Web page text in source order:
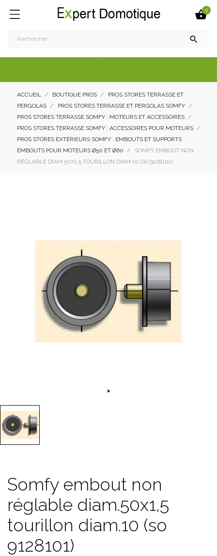
0

ACCUEIL BOUTIQUE PROS
PROS STORES TERRASSE ET
PERGOLAS
PROS STORES TERRASSE ET PERGOLAS SOMFY
PROS STORES TERRASSE SOMFY : MOTEURS ET ACCESSOIRES
PROS STORES TERRASSE SOMFY : ACCESSOIRES POUR MOTEURS
PROS STORES EXTÉRIEURS SOMFY : EMBOUTS ET SUPPORTS
EMBOUTS POUR MOTEURS Ø50 ET Ø60
SOMFY EMBOUT NON
RÉGLABLE DIAM.50X1,5 TOURILLON DIAM.10 (SO 9128101)
Somfy embout non
réglable diam.50x1,5
tourillon diam.10 (so
9128101)